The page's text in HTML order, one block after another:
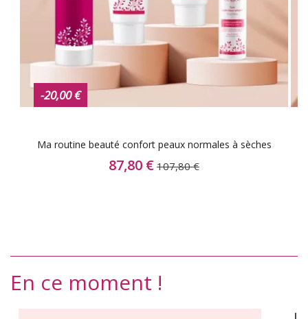
-20,00 €
Ma routine beauté confort peaux normales à sèches
87,80 € 107,80 €
En ce moment !